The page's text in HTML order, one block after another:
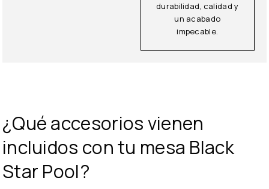
durabilidad, calidad y
un acabado
impecable.
¿Qué accesorios vienen
incluidos con tu mesa Black
Star Pool?